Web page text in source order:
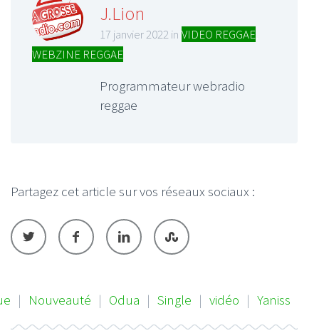
J.Lion
17 janvier 2022 in VIDEO REGGAE
WEBZINE REGGAE
Programmateur webradio
reggae
Partagez cet article sur vos réseaux sociaux :
| Nouveauté | Odua | Single | vidéo | Yaniss